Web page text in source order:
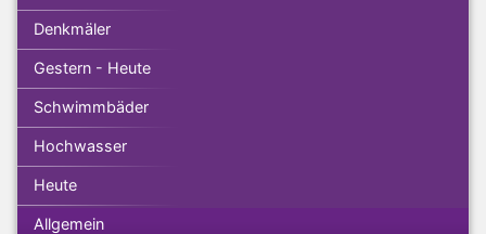
Denkmäler
Gestern - Heute
Schwimmbäder
Hochwasser
Heute
Allgemein